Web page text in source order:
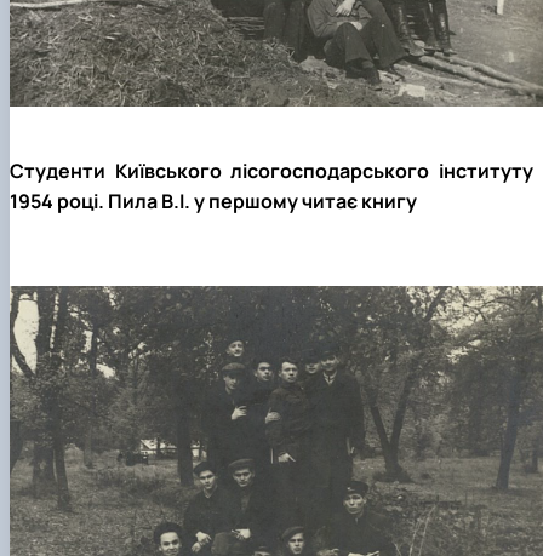
Студенти Київського лісогосподарського інституту
1954 році. Пила В.І. у першому читає книгу